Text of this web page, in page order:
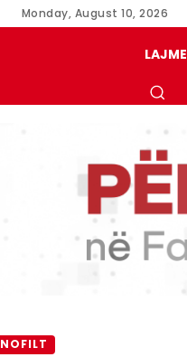
Monday, August 10, 2026
LAJME
NOFILT